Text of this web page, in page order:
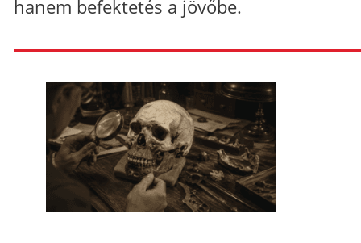
hanem befektetés a jövőbe.